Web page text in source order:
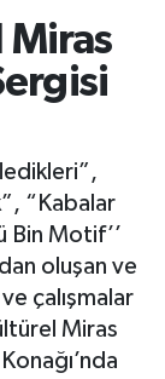
Miras
“Kabalar
Bin Motif’’
oluşan ve
çalışmalar
Miras